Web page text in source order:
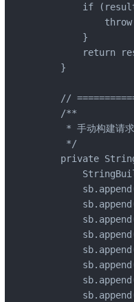
if
throw
        }
return
    }
//
    /**
* 手动构建请
     */
private